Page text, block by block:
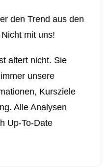
den Trend aus den
mit uns!
altert nicht. Sie
unsere
Kursziele
Alle Analysen
Up-To-Date